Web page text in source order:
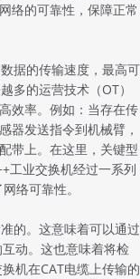
络的可靠性，保障正常
据的传输速度，最高可
多的运营技术（OT）
效率。例如：当存在传
器发送指令到机械臂，
带上。在这里，关键型
工业交换机经过一系列
络可靠性。
的。这意味着可以通过
动。这也意味着将检
机在CAT电缆上传输的